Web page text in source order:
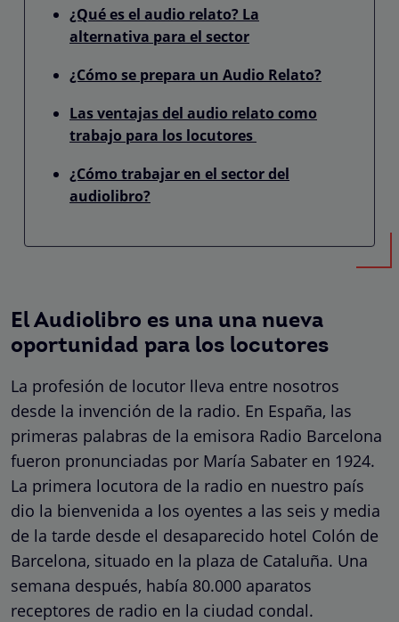
¿Qué es el audio relato? La
alternativa para el sector
¿Cómo se prepara un Audio Relato?
Las ventajas del audio relato como
trabajo para los locutores
¿Cómo trabajar en el sector del
audiolibro?
El Audiolibro es una una nueva
oportunidad para los locutores
La profesión de locutor lleva entre nosotros
desde la invención de la radio. En España, las
primeras palabras de la emisora Radio Barcelona
fueron pronunciadas por María Sabater en 1924.
La primera locutora de la radio en nuestro país
dio la bienvenida a los oyentes a las seis y media
de la tarde desde el desaparecido hotel Colón de
Barcelona, situado en la plaza de Cataluña. Una
semana después, había 80.000 aparatos
receptores de radio en la ciudad condal.